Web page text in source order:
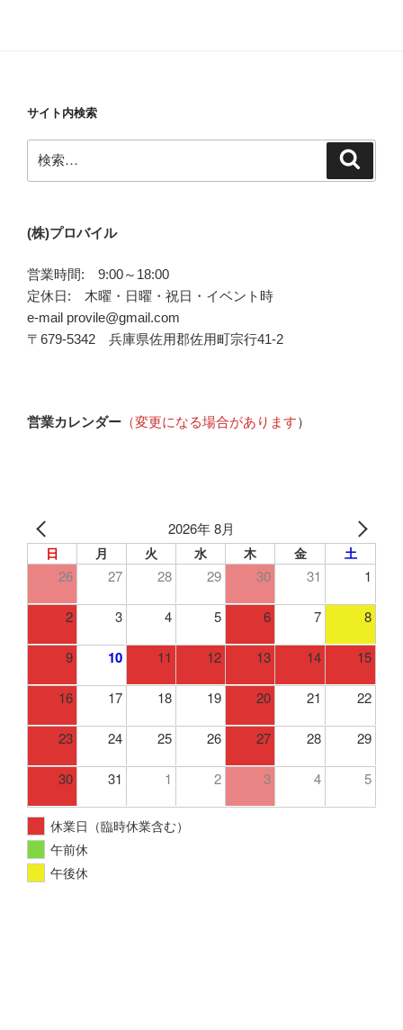
サイト内検索
索:
(株)プロバイル
営業時間: 9:00～18:00
定休日: 木曜・日曜・祝日・イベント時
e-mail provile@gmail.com
〒679-5342 兵庫県佐用郡佐用町宗行41-2
営業カレンダー （変更になる場合があります）
2026年 8月
日 月 火 水 木 金 土
26 27 28 29 30 31 1
2 3 4 5 6 7 8
9 10 11 12 13 14 15
16 17 18 19 20 21 22
23 24 25 26 27 28 29
30 31 1 2 3 4 5
休業日（臨時休業含む）
午前休
午後休